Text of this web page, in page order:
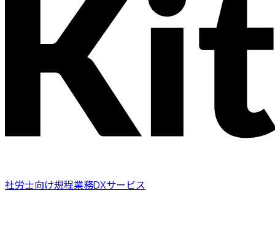
社労士向け規程業務DXサービス